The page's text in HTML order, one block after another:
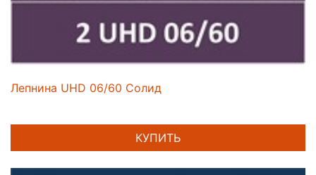
Лепнина UHD 06/60 Солид
КУПИТЬ